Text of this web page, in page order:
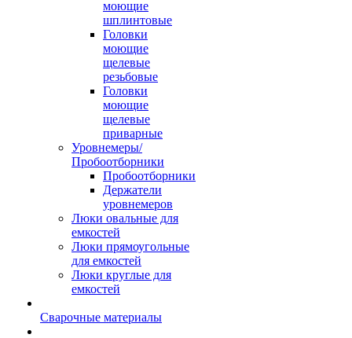
моющие
шплинтовые
Головки
моющие
щелевые
резьбовые
Головки
моющие
щелевые
приварные
Уровнемеры/
Пробоотборники
Пробоотборники
Держатели
уровнемеров
Люки овальные для
емкостей
Люки прямоугольные
для емкостей
Люки круглые для
емкостей
Сварочные материалы